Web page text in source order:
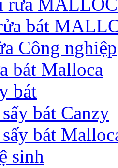
rửa
bát
Công nghiệp
bát Malloca
bát
bát Canzy
bát
sinh